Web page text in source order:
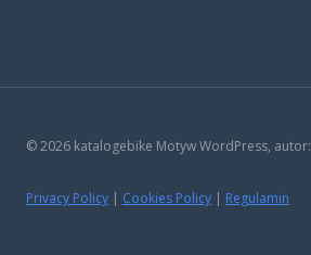
© 2026 katalogebike Motyw WordPress, autor:
Privacy Policy | Cookies Policy | Regulamin